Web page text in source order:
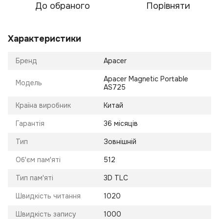
До обраного Порівняти
Характеристики
Бренд Apacer
Модель
Apacer Magnetic Portable
AS725
Країна виробник Китай
Гарантія 36 місяців
Тип Зовнішній
Об'єм пам'яті 512
Тип пам'яті 3D TLC
Швидкість читання 1020
Швидкість запису 1000